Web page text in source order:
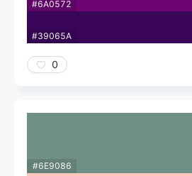
#6A0572
#39065A
0
#6E9086